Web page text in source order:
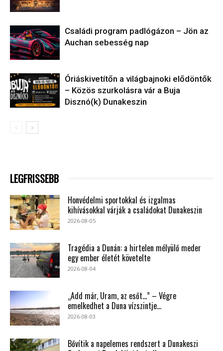
Családi program padlógázon – Jön az
Auchan sebesség nap
Óriáskivetítőn a világbajnoki elődöntők
– Közös szurkolásra vár a Buja
Disznó(k) Dunakeszin
LEGFRISSEBB
Honvédelmi sportokkal és izgalmas
kihívásokkal várják a családokat Dunakeszin
2026-08-05
Tragédia a Dunán: a hirtelen mélyülő meder
egy ember életét követelte
2026-08-04
„Add már, Uram, az esőt…” – Végre
emelkedhet a Duna vízszintje...
2026-08-03
Bővítik a napelemes rendszert a Dunakeszi